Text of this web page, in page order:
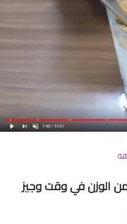
الوزن في وقت وجيز